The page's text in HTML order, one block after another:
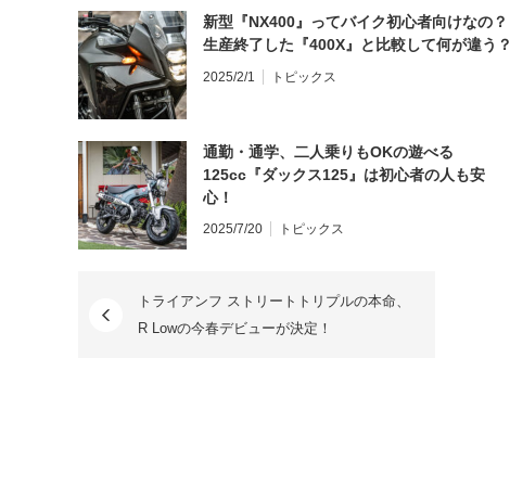
新型『NX400』ってバイク初心者向けなの？
生産終了した『400X』と比較して何が違う？
2025/2/1 トピックス
通勤・通学、二人乗りもOKの遊べる
125cc『ダックス125』は初心者の人も安
心！
2025/7/20 トピックス
トライアンフ ストリートトリプルの本命、
R Lowの今春デビューが決定！